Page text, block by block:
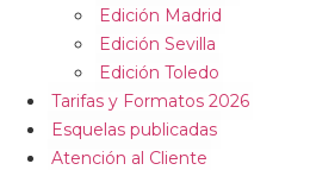
Edición Madrid
Edición Sevilla
Edición Toledo
Tarifas y Formatos 2026
Esquelas publicadas
Atención al Cliente